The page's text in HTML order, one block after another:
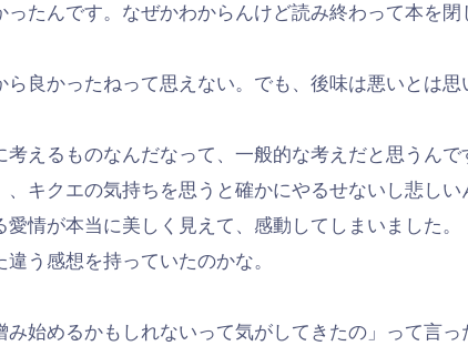
たんです。なぜかわからんけど読み終わって本を閉
良かったねって思えない。でも、後味は悪いとは思
えるものなんだなって、一般的な考えだと思うんで
キクエの気持ちを思うと確かにやるせないし悲しい
情が本当に美しく見えて、感動してしまいました。
う感想を持っていたのかな。
始めるかもしれないって気がしてきたの」って言っ